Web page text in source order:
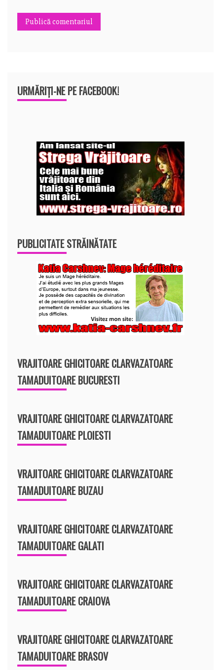
URMĂRIȚI-NE PE FACEBOOK!
PUBLICITATE STRĂINĂTATE
VRAJITOARE GHICITOARE CLARVAZATOARE
TAMADUITOARE BUCURESTI
VRAJITOARE GHICITOARE CLARVAZATOARE
TAMADUITOARE PLOIESTI
VRAJITOARE GHICITOARE CLARVAZATOARE
TAMADUITOARE BUZAU
VRAJITOARE GHICITOARE CLARVAZATOARE
TAMADUITOARE GALATI
VRAJITOARE GHICITOARE CLARVAZATOARE
TAMADUITOARE CRAIOVA
VRAJITOARE GHICITOARE CLARVAZATOARE
TAMADUITOARE BRASOV